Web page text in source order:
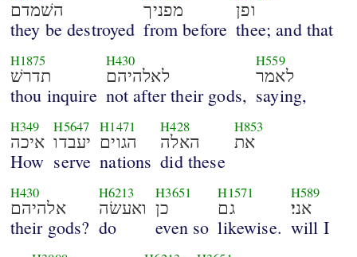
השׁמדם
they be destroyed
מפניך
from before
ופן
thee; and that
H1875
תדרשׁ
thou inquire
H430
לאלהיהם
not after their gods,
H559
לאמר
saying,
H349
איכה
How
H5647
יעבדו
serve
H1471
הגוים
nations
H428
האלה
did these
H853
את
H430
אלהיהם
their gods?
H6213
ואעשׂה
do
H3651
כן
even so
H1571
גם
likewise.
H589
אני׃
will I